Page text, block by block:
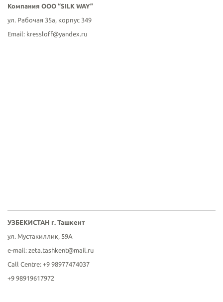
Компания ООО “SILK WAY”
ул. Рабочая 35а, корпус 349
Email: kressloff@yandex.ru
УЗБЕКИСТАН г. Ташкент
ул. Мустакиллик, 59А
е-mail: zeta.tashkent@mail.ru
Call Centre: +9 98977474037
+9 98919617972